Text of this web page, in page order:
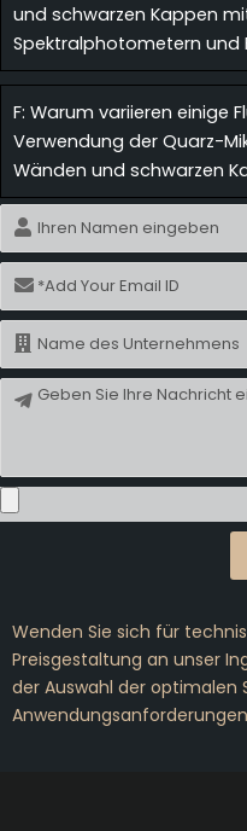
und schwarzen Kappen
Spektralphotometern und
F: Warum variieren einige
Verwendung der Quarz-
Wänden und schwarzen
Name
E-
Mail
Name
Nachricht
Wenden Sie sich für
Preisgestaltung an unser
der Auswahl der optimalen